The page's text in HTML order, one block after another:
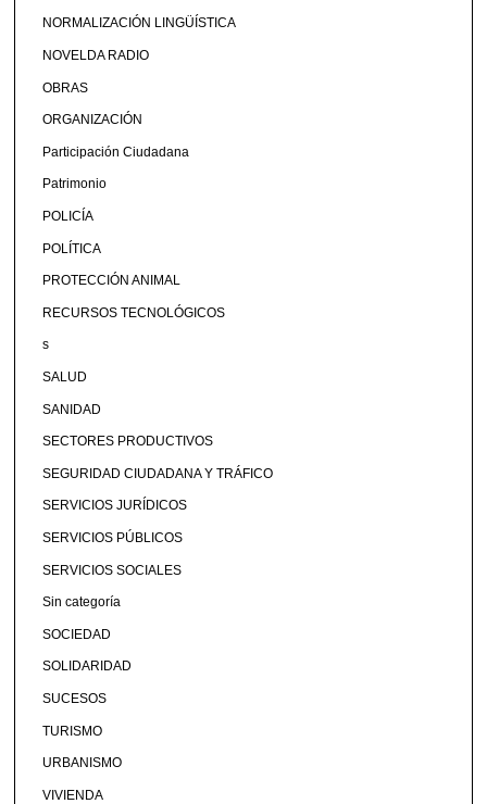
NORMALIZACIÓN LINGÜÍSTICA
NOVELDA RADIO
OBRAS
ORGANIZACIÓN
Participación Ciudadana
Patrimonio
POLICÍA
POLÍTICA
PROTECCIÓN ANIMAL
RECURSOS TECNOLÓGICOS
s
SALUD
SANIDAD
SECTORES PRODUCTIVOS
SEGURIDAD CIUDADANA Y TRÁFICO
SERVICIOS JURÍDICOS
SERVICIOS PÚBLICOS
SERVICIOS SOCIALES
Sin categoría
SOCIEDAD
SOLIDARIDAD
SUCESOS
TURISMO
URBANISMO
VIVIENDA